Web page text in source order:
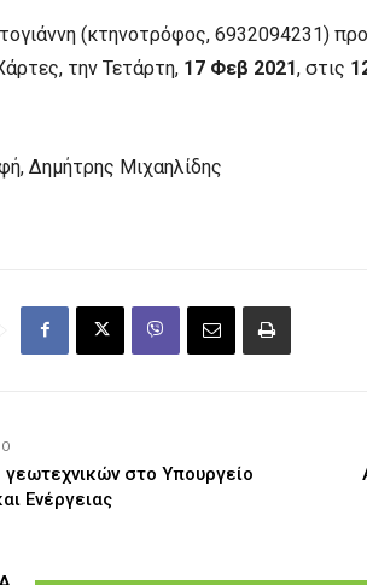
(κτηνοτρόφος, 6932094231)
την Τετάρτη, 17 Φεβ 2021, στις
Δημήτρης Μιχαηλίδης
στο Υπουργείο
Ενέργειας